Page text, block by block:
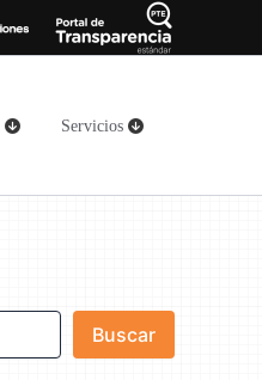
Servicios
Buscar